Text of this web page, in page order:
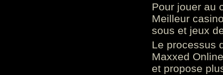
Pour jouer au
Meilleur
sous et jeux
Le processus
Maxxed
et propose